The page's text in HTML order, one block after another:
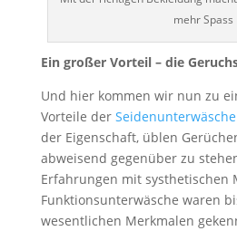
mehr Spass
Ein großer Vorteil – die
Und hier kommen wir nun zu
Vorteile der
der Eigenschaft, üblen
abweisend gegenüber zu
Erfahrungen mit systhetischen
Funktionsunterwäsche waren
wesentlichen Merkmalen